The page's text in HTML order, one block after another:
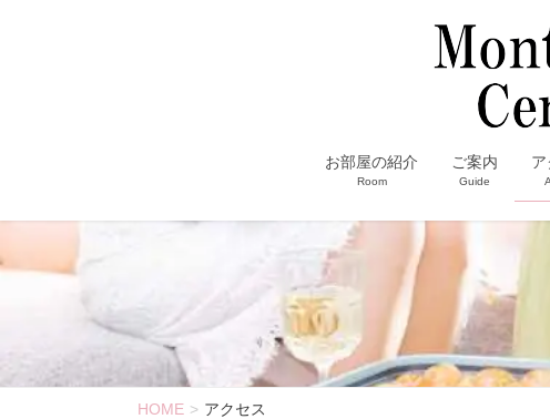
お部屋の紹介
Room
ご案内
Guide
ア
HOME アクセス